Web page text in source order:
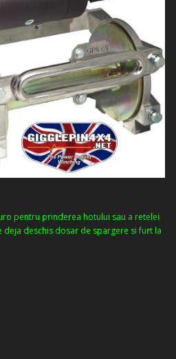
pentru prinderea hotului sau a retelei
deschis dosar de spargere si furt la